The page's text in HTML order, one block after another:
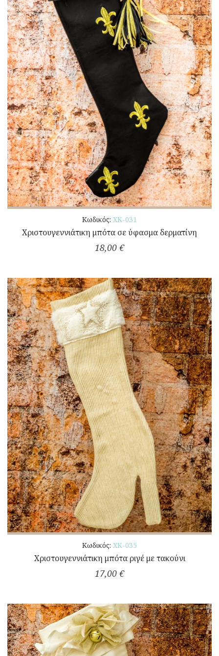
Κωδικός: ΧΚ-031
Χριστουγεννιάτικη μπότα σε ύφασμα δερματίνη
18,00 €
Κωδικός: ΧΚ-035
Χριστουγεννιάτικη μπότα ριγέ με τακούνι
17,00 €